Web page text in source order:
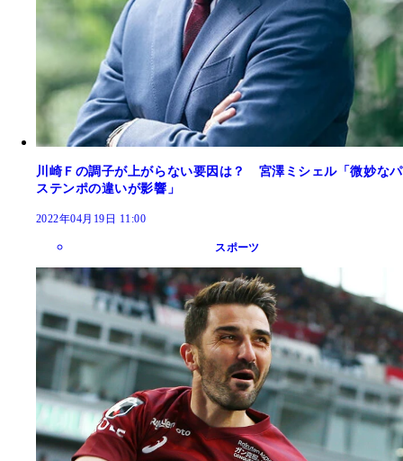
川崎Ｆの調子が上がらない要因は？ 宮澤ミシェル「微妙なパ
ステンポの違いが影響」
2022年04月19日 11:00
スポーツ